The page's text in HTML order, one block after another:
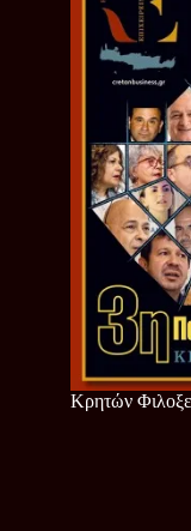
Κρητών